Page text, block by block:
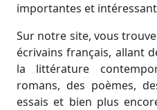
importantes et
Sur notre site, vous
écrivains français, allant
la littérature
romans, des poèmes,
essais et bien plus